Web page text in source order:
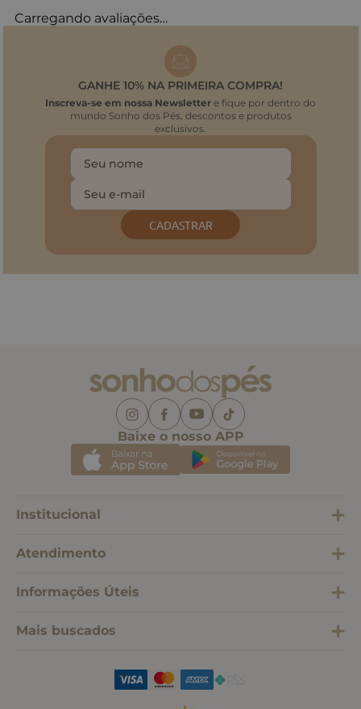
Carregando avaliações…
GANHE 10% NA PRIMEIRA COMPRA!
Inscreva-se em nossa Newsletter e fique por dentro do
mundo Sonho dos Pés, descontos e produtos
exclusivos.
CADASTRAR
Baixe o nosso APP
Institucional
Atendimento
Informações Úteis
Mais buscados